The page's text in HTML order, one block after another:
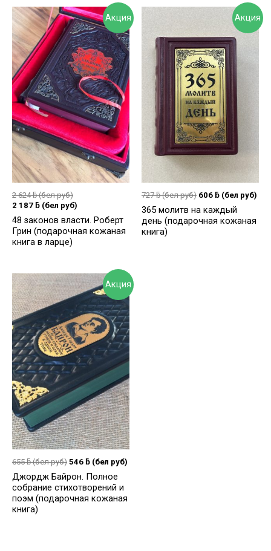
Акция
2 624ƃ(бел руб)
2 187 ƃ (бел руб)
48 законов власти. Роберт
Грин (подарочная кожаная
книга в ларце)
Акция
727ƃ(бел руб) 606 ƃ (бел руб)
365 молитв на каждый
день (подарочная кожаная
книга)
Акция
655ƃ(бел руб) 546 ƃ (бел руб)
Джордж Байрон. Полное
собрание стихотворений и
поэм (подарочная кожаная
книга)